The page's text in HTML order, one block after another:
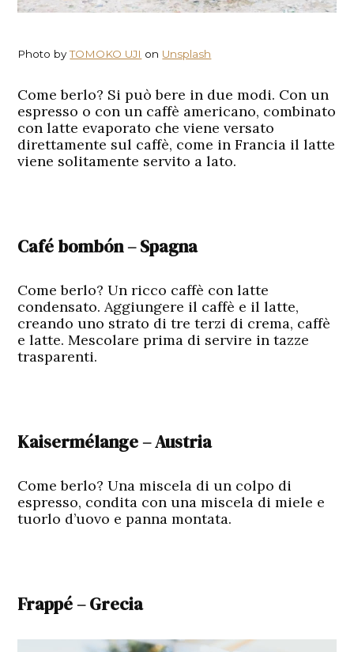
Photo byTOMOKO UJI on Unsplash
Come berlo? Si può bere in due modi. Con un
espresso o con un caffè americano, combinato
con latte evaporato che viene versato
direttamente sul caffè, come in Francia il latte
viene solitamente servito a lato.
Café bombón – Spagna
Come berlo? Un ricco caffè con latte
condensato. Aggiungere il caffè e il latte,
creando uno strato di tre terzi di crema, caffè
e latte. Mescolare prima di servire in tazze
trasparenti.
Kaisermélange – Austria
Come berlo? Una miscela di un colpo di
espresso, condita con una miscela di miele e
tuorlo d’uovo e panna montata.
Frappé – Grecia